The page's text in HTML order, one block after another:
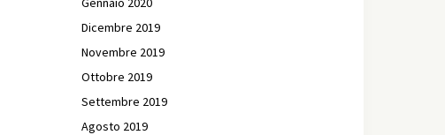
Dicembre 2019
Novembre 2019
Ottobre 2019
Settembre 2019
Agosto 2019